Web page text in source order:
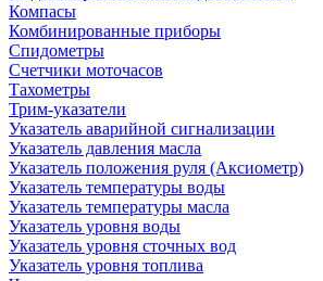
Компасы
Комбинированные приборы
Спидометры
Счетчики моточасов
Тахометры
Трим-указатели
Указатель аварийной сигнализации
Указатель давления масла
Указатель положения руля (Аксиометр)
Указатель температуры воды
Указатель температуры масла
Указатель уровня воды
Указатель уровня сточных вод
Указатель уровня топлива